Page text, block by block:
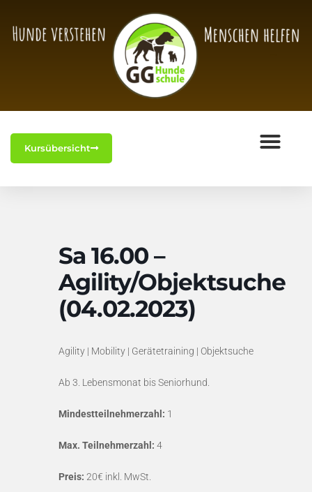
Kursübersicht
Sa 16.00 –
Agility/Objektsuche
(04.02.2023)
Agility | Mobility | Gerätetraining | Objektsuche
Ab 3. Lebensmonat bis Seniorhund.
Mindestteilnehmerzahl: 1
Max. Teilnehmerzahl: 4
Preis: 20€ inkl. MwSt.